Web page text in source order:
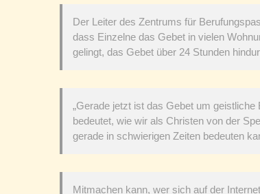
Der Leiter des Zentrums für
dass Einzelne das Gebet in vielen
gelingt, das Gebet über 24 Stunden
„Gerade jetzt ist das Gebet um
bedeutet, wie wir als Christen von der
gerade in schwierigen Zeiten bedeuten
Mitmachen kann, wer sich auf der